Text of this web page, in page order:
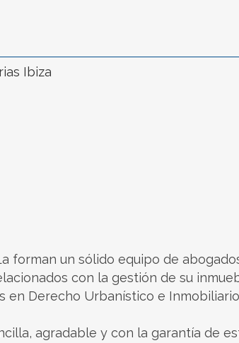
Ibiza
forman un sólido equipo de
con la gestión de su
Derecho Urbanístico e
agradable y con la garantía de